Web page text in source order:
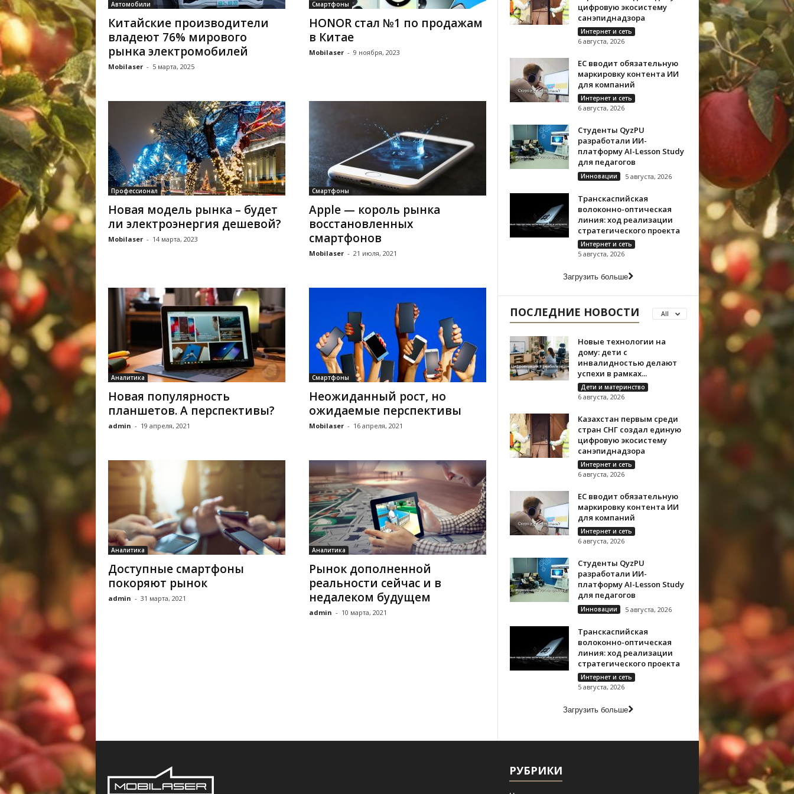
Автомобили
Китайские производители
владеют 76% мирового
рынка электромобилей
Mobilaser - 5 марта, 2025
Смартфоны
HONOR стал №1 по продажам
в Китае
Mobilaser - 9 ноября, 2023
Профессионал
Новая модель рынка – будет
ли электроэнергия дешевой?
Mobilaser - 14 марта, 2023
Смартфоны
Apple — король рынка
восстановленных
смартфонов
Mobilaser - 21 июля, 2021
Аналитика
Новая популярность
планшетов. А перспективы?
admin - 19 апреля, 2021
Смартфоны
Неожиданный рост, но
ожидаемые перспективы
Mobilaser - 16 апреля, 2021
Аналитика
Доступные смартфоны
покоряют рынок
admin - 31 марта, 2021
Аналитика
Рынок дополненной
реальности сейчас и в
недалеком будущем
admin - 10 марта, 2021
цифровую экосистему
санэпиднадзора
Интернет и сеть
6 августа, 2026
ЕС вводит обязательную
маркировку контента ИИ
для компаний
Интернет и сеть
6 августа, 2026
Студенты QyzPU
разработали ИИ-
платформу AI-Lesson Study
для педагогов
Инновации 5 августа, 2026
Транскаспийская
волоконно-оптическая
линия: ход реализации
стратегического проекта
Интернет и сеть
5 августа, 2026
Загрузить больше
ПОСЛЕДНИЕ НОВОСТИ All
Новые технологии на
дому: дети с
инвалидностью делают
успехи в рамках...
Дети и материнство
6 августа, 2026
Казахстан первым среди
стран СНГ создал единую
цифровую экосистему
санэпиднадзора
Интернет и сеть
6 августа, 2026
ЕС вводит обязательную
маркировку контента ИИ
для компаний
Интернет и сеть
6 августа, 2026
Студенты QyzPU
разработали ИИ-
платформу AI-Lesson Study
для педагогов
Инновации 5 августа, 2026
Транскаспийская
волоконно-оптическая
линия: ход реализации
стратегического проекта
Интернет и сеть
5 августа, 2026
Загрузить больше
РУБРИКИ